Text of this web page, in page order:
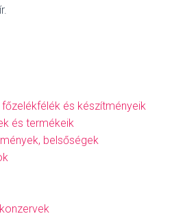
és készítményeik
és termékeik
belsőségek